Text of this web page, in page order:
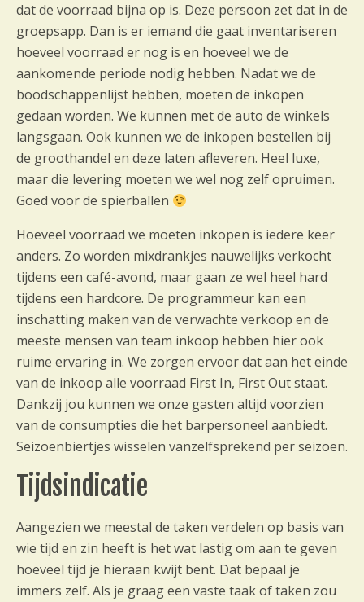
dat de voorraad bijna op is. Deze persoon zet dat in de
groepsapp. Dan is er iemand die gaat inventariseren
hoeveel voorraad er nog is en hoeveel we de
aankomende periode nodig hebben. Nadat we de
boodschappenlijst hebben, moeten de inkopen
gedaan worden. We kunnen met de auto de winkels
langsgaan. Ook kunnen we de inkopen bestellen bij
de groothandel en deze laten afleveren. Heel luxe,
maar die levering moeten we wel nog zelf opruimen.
Goed voor de spierballen
Hoeveel voorraad we moeten inkopen is iedere keer
anders. Zo worden mixdrankjes nauwelijks verkocht
tijdens een café-avond, maar gaan ze wel heel hard
tijdens een hardcore. De programmeur kan een
inschatting maken van de verwachte verkoop en de
meeste mensen van team inkoop hebben hier ook
ruime ervaring in. We zorgen ervoor dat aan het einde
van de inkoop alle voorraad First In, First Out staat.
Dankzij jou kunnen we onze gasten altijd voorzien
van de consumpties die het barpersoneel aanbiedt.
Seizoenbiertjes wisselen vanzelfsprekend per seizoen.
Tijdsindicatie
Aangezien we meestal de taken verdelen op basis van
wie tijd en zin heeft is het wat lastig om aan te geven
hoeveel tijd je hieraan kwijt bent. Dat bepaal je
immers zelf. Als je graag een vaste taak of taken zou